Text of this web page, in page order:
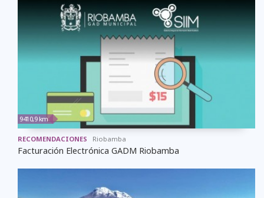
9410,9 km
RECOMENDACIONES Riobamba
Facturación Electrónica GADM Riobamba